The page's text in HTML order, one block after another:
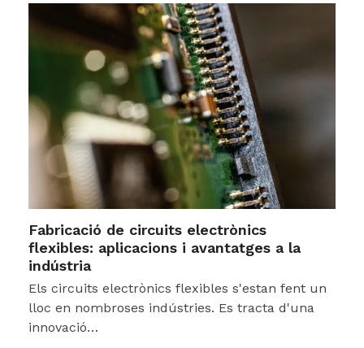
Fabricació de circuits electrònics
flexibles: aplicacions i avantatges a la
indústria
Els circuits electrònics flexibles s'estan fent un
lloc en nombroses indústries. Es tracta d'una
innovació…